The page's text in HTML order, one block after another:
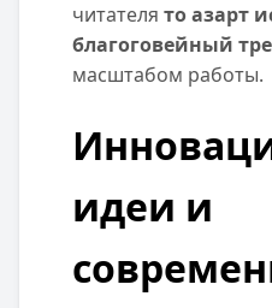
читателя то азарт
благоговейный
масштабом работы.
идеи и